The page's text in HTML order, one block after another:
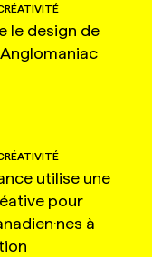
le design de
utilise une
pour
à